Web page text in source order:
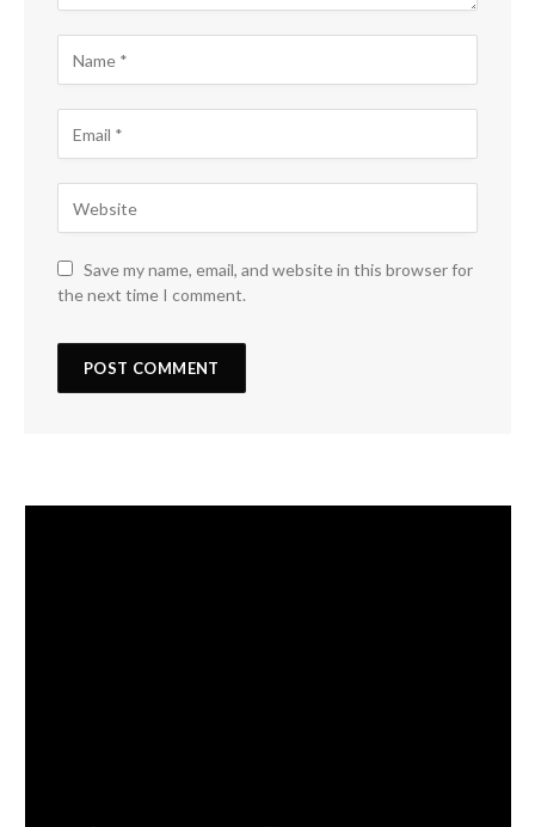
Save my name, email, and website in this browser for
the next time I comment.